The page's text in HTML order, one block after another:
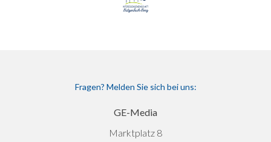
Fragen? Melden Sie sich bei uns:
GE-Media
Marktplatz 8